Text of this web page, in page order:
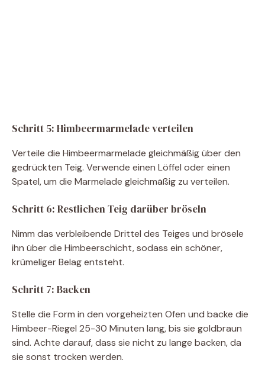
Schritt 5: Himbeermarmelade verteilen
Verteile die Himbeermarmelade gleichmäßig über den
gedrückten Teig. Verwende einen Löffel oder einen
Spatel, um die Marmelade gleichmäßig zu verteilen.
Schritt 6: Restlichen Teig darüber bröseln
Nimm das verbleibende Drittel des Teiges und brösele
ihn über die Himbeerschicht, sodass ein schöner,
krümeliger Belag entsteht.
Schritt 7: Backen
Stelle die Form in den vorgeheizten Ofen und backe die
Himbeer-Riegel 25-30 Minuten lang, bis sie goldbraun
sind. Achte darauf, dass sie nicht zu lange backen, da
sie sonst trocken werden.